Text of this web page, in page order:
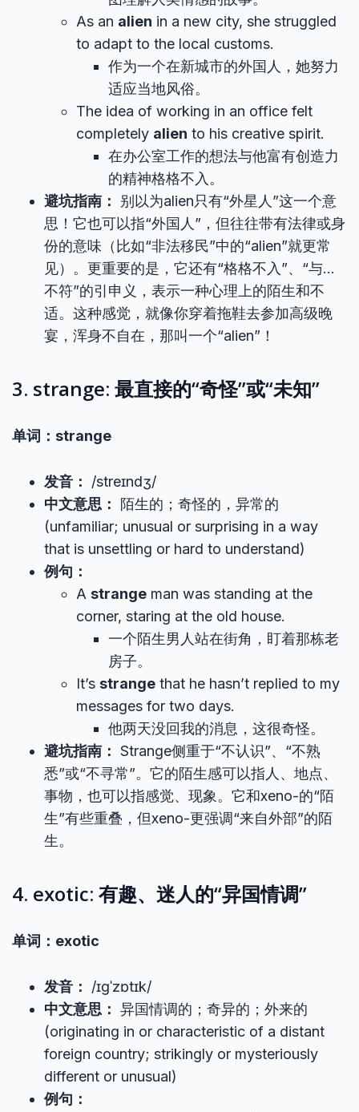
As an alien in a new city, she struggled
to adapt to the local customs.
作为一个在新城市的外国人，她努力
适应当地风俗。
The idea of working in an office felt
completely alien to his creative spirit.
在办公室工作的想法与他富有创造力
的精神格格不入。
避坑指南：
别以为alien只有“外星人”这一个意
思！它也可以指“外国人”，但往往带有法律或身
份的意味（比如“非法移民”中的“alien”就更常
见）。更重要的是，它还有“格格不入”、“与…
不符”的引申义，表示一种心理上的陌生和不
适。这种感觉，就像你穿着拖鞋去参加高级晚
宴，浑身不自在，那叫一个“alien”！
3. strange: 最直接的“奇怪”或“未知”
单词：strange
发音：
/streɪndʒ/
中文意思：
陌生的；奇怪的，异常的
(unfamiliar; unusual or surprising in a way
that is unsettling or hard to understand)
例句：
A strange man was standing at the
corner, staring at the old house.
一个陌生男人站在街角，盯着那栋老
房子。
It’s strange that he hasn’t replied to my
messages for two days.
他两天没回我的消息，这很奇怪。
避坑指南： Strange侧重于“不认识”、“不熟
悉”或“不寻常”。它的陌生感可以指人、地点、
事物，也可以指感觉、现象。它和xeno-的“陌
生”有些重叠，但xeno-更强调“来自外部”的陌
生。
4. exotic: 有趣、迷人的“异国情调”
单词：exotic
发音：
/ɪɡˈzɒtɪk/
中文意思： 异国情调的；奇异的；外来的
(originating in or characteristic of a distant
foreign country; strikingly or mysteriously
different or unusual)
例句：